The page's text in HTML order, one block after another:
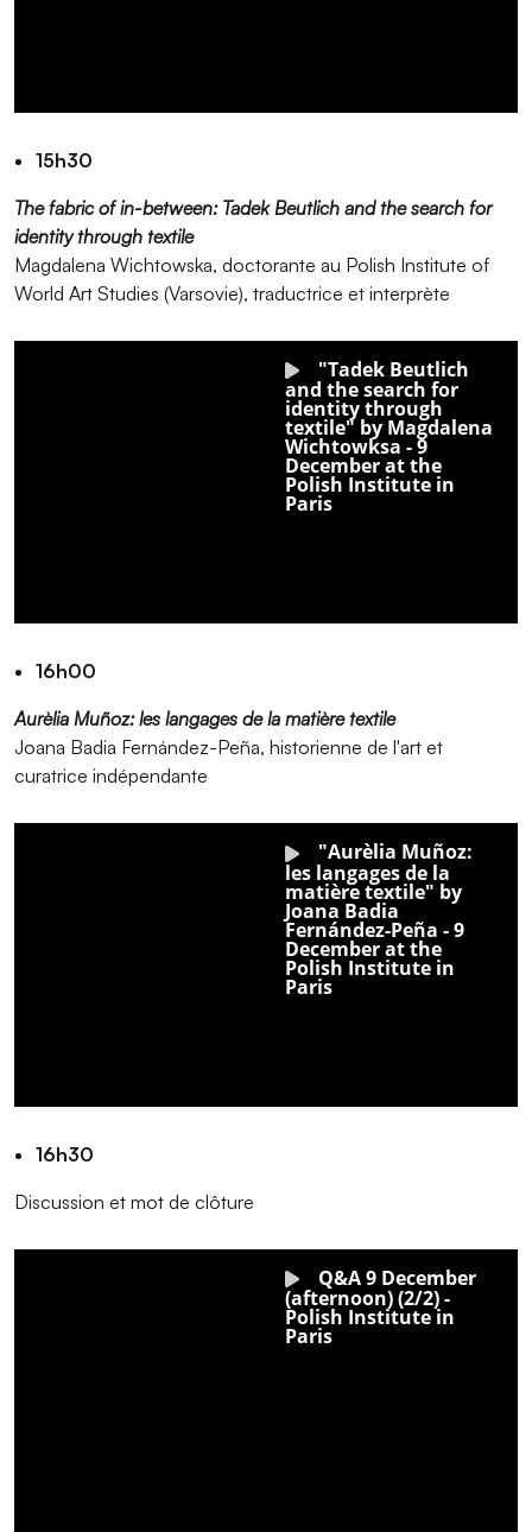
15h30
The fabric of in-between: Tadek Beutlich and the search for
identity through textile
Magdalena Wichtowska, doctorante au Polish Institute of
World Art Studies (Varsovie), traductrice et interprète
16h00
Aurèlia Muñoz: les langages de la matière textile
Joana Badia Fernández-Peña, historienne de l'art et
curatrice indépendante
16h30
Discussion et mot de clôture